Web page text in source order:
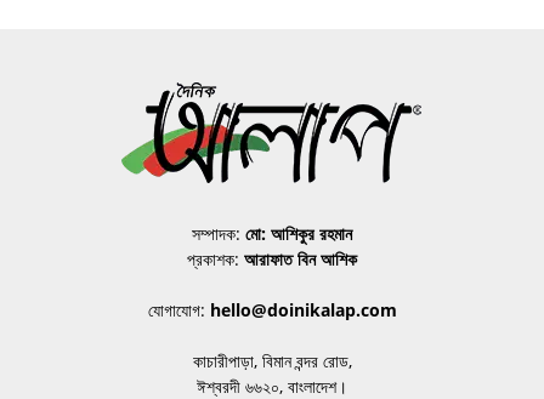
সম্পাদক: মো: আশিকুর রহমান
প্রকাশক: আরাফাত বিন আশিক
যোগাযোগ: hello@doinikalap.com
কাচারীপাড়া, বিমান বন্দর রোড,
ঈশ্বরদী ৬৬২০, বাংলাদেশ।